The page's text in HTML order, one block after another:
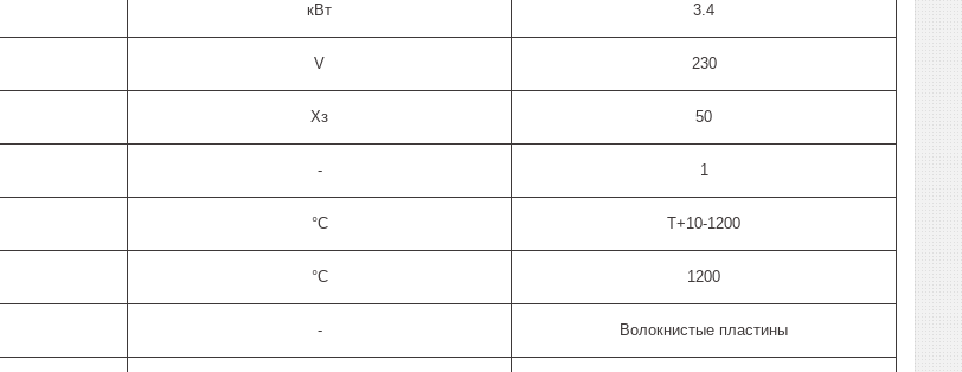
кВт 3.4
V 230
Хз 50
- 1
°C T+10-1200
°C 1200
- Волокнистые пластины